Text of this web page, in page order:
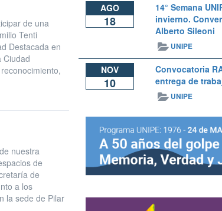
de una
Tenti
Destacada en
Ciudad
nuestra
de
de
a los
la sede de Pilar
AGO
18
14° Semana
invierno.
Alberto Sileoni
UNIPE
NOV
10
Convocatoria
entrega de
UNIPE